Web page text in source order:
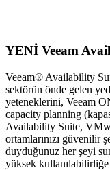
YENİ Veeam
Veeam® Availability
sektörün önde gelen
yeteneklerini, Veeam
capacity planning
Availability Suite,
ortamlarınızı güvenilir
duyduğunuz her şeyi
yüksek